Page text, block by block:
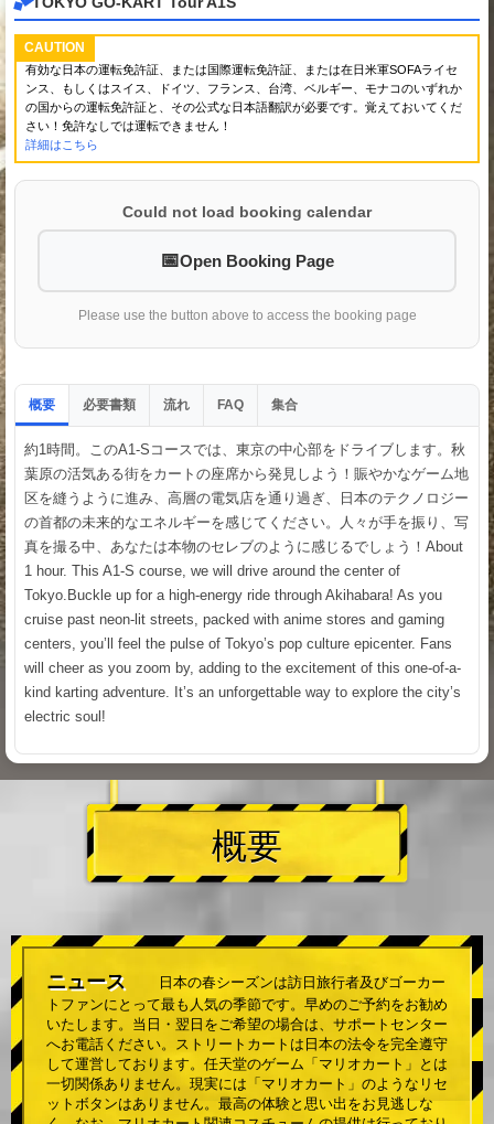
CAUTION
有効な日本の運転免許証、または国際運転免許証、または在日米軍SOFAライセ
ンス、もしくはスイス、ドイツ、フランス、台湾、ベルギー、モナコのいずれか
の国からの運転免許証と、その公式な日本語翻訳が必要です。覚えておいてくだ
さい！免許なしでは運転できません！
詳細はこちら
Could not load booking calendar
Open Booking Page
Please use the button above to access the booking page
概要 必要書類 流れ FAQ 集合
約1時間。このA1-Sコースでは、東京の中心部をドライブします。秋
葉原の活気ある街をカートの座席から発見しよう！賑やかなゲーム地
区を縫うように進み、高層の電気店を通り過ぎ、日本のテクノロジー
の首都の未来的なエネルギーを感じてください。人々が手を振り、写
真を撮る中、あなたは本物のセレブのように感じるでしょう！About
1 hour. This A1-S course, we will drive around the center of
Tokyo.Buckle up for a high-energy ride through Akihabara! As you
cruise past neon-lit streets, packed with anime stores and gaming
centers, you’ll feel the pulse of Tokyo’s pop culture epicenter. Fans
will cheer as you zoom by, adding to the excitement of this one-of-a-
kind karting adventure. It’s an unforgettable way to explore the city’s
electric soul!
概要
ニュース
日本の春シーズンは訪日旅行者及びゴーカー
トファンにとって最も人気の季節です。早めのご予約をお勧め
いたします。当日・翌日をご希望の場合は、サポートセンター
へお電話ください。ストリートカートは日本の法令を完全遵守
して運営しております。任天堂のゲーム「マリオカート」とは
一切関係ありません。現実には「マリオカート」のようなリセ
ットボタンはありません。最高の体験と思い出をお見逃しな